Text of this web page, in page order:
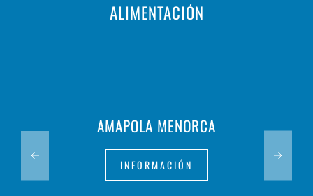
ALIMENTACIÓN
AMAPOLA MENORCA
INFORMACIÓN